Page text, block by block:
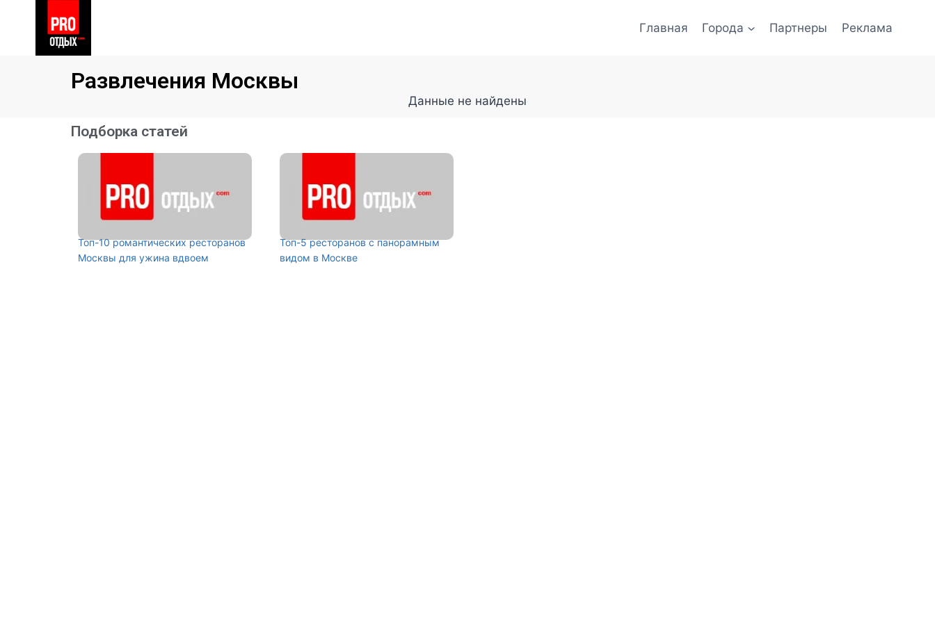
Главная Города Партнеры Реклама
Развлечения Москвы
Данные не найдены
Подборка статей
Топ-10 романтических ресторанов
Москвы для ужина вдвоем
Топ-5 ресторанов с панорамным
видом в Москве